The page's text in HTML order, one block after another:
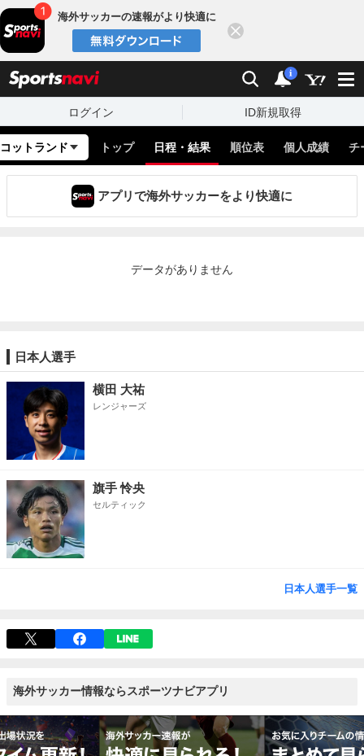
海外サッカーの速報がより快適に
検索 通知
i
ログイン ID新規取得
ットランド トップ 日程・結果 順位表 個人成績 チ
アプリで海外サッカーをより快適に
データがありません
日本人選手
横田 大祐
レンジャーズ
旗手 怜央
セルティック
日本人選手一覧
海外サッカー情報ならスポーツナビアプリ